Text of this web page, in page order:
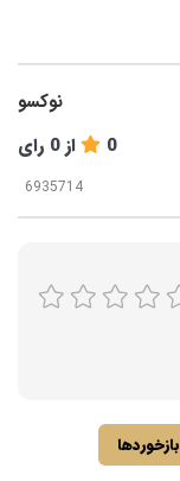
نوکسو
0 از0 رای
بازخوردها